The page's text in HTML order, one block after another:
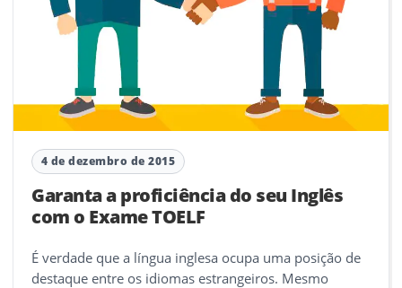
4 de dezembro de 2015
Garanta a proficiência do seu Inglês
com o Exame TOELF
É verdade que a língua inglesa ocupa uma posição de
destaque entre os idiomas estrangeiros. Mesmo